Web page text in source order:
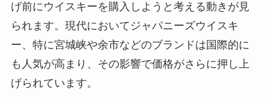
げ前にウイスキーを購入しようと考える動きが見
られます。現代においてジャパニーズウイスキ
ー、特に宮城峡や余市などのブランドは国際的に
も人気が高まり、その影響で価格がさらに押し上
げられています。